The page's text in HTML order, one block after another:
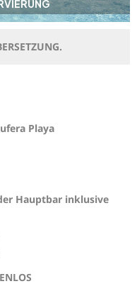
Playa
Hauptbar inklusive